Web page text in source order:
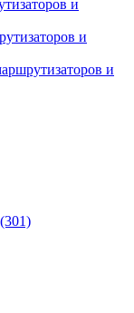
и
и
и
(301)